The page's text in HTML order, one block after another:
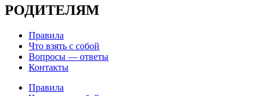
РОДИТЕЛЯМ
Правила
Что взять с собой
Вопросы — ответы
Контакты
Правила